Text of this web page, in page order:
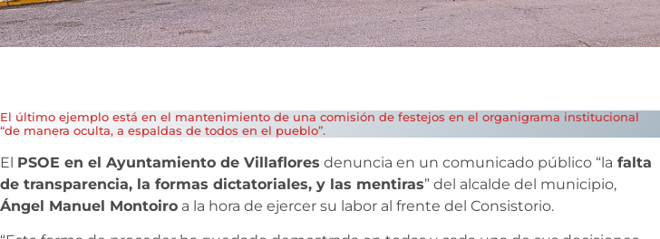
El último ejemplo está en el mantenimiento de una comisión de festejos en el organigrama institucional
“de manera oculta, a espaldas de todos en el pueblo”.
El PSOE en el Ayuntamiento de Villaflores denuncia en un comunicado público “la falta
de transparencia, la formas dictatoriales, y las mentiras” del alcalde del municipio,
Ángel Manuel Montoiro a la hora de ejercer su labor al frente del Consistorio.